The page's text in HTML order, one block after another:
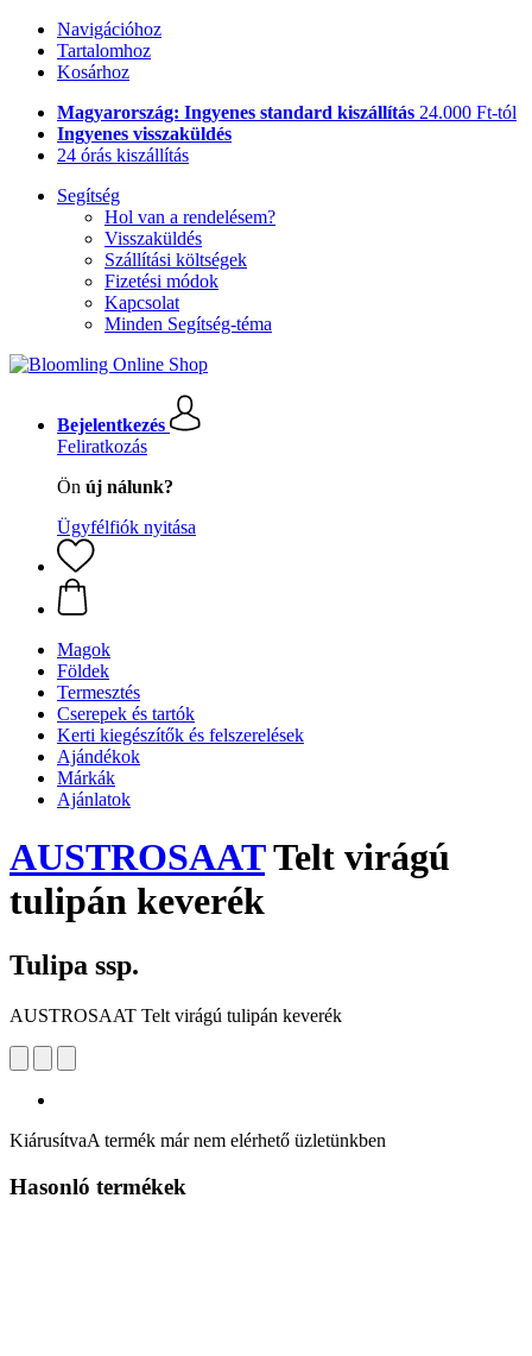
Navigációhoz
Tartalomhoz
Kosárhoz
Magyarország: Ingyenes standard kiszállítás 24.000 Ft-tól
Ingyenes visszaküldés
24 órás kiszállítás
Segítség
Hol van a rendelésem?
Visszaküldés
Szállítási költségek
Fizetési módok
Kapcsolat
Minden Segítség-téma
Bejelentkezés
Feliratkozás
Ön új nálunk?
Ügyfélfiók nyitása
Magok
Földek
Termesztés
Cserepek és tartók
Kerti kiegészítők és felszerelések
Ajándékok
Márkák
Ajánlatok
AUSTROSAATTelt virágú
tulipán keverék
Tulipa ssp.
AUSTROSAAT Telt virágú tulipán keverék
KiárusítvaA termék már nem elérhető üzletünkben
Hasonló termékek